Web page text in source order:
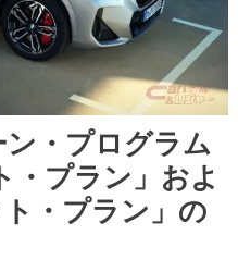
・プログラム
・プラン」およ
・プラン」の